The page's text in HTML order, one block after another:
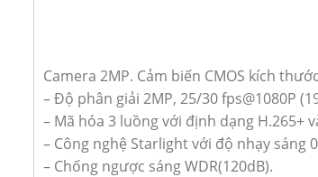
Camera 2MP. Cảm biến CMOS kích
– Độ phân giải 2MP, 25/30 fps@1080P
– Mã hóa 3 luồng với định dạng H.265+
– Công nghệ Starlight với độ nhạy sáng
– Chống ngược sáng WDR(120dB).